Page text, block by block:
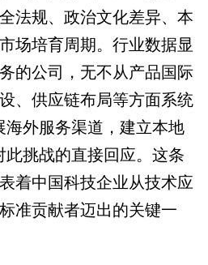
法规、政治文化差异、本
场培育周期。行业数据显
的公司，无不从产品国际
、供应链布局等方面系统
海外服务渠道，建立本地
此挑战的直接回应。这条
着中国科技企业从技术应
准贡献者迈出的关键一